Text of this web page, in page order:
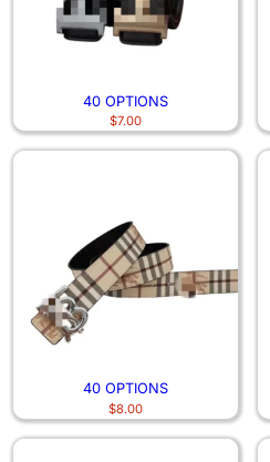
40 OPTIONS
$7.00
40 OPTIONS
$8.00